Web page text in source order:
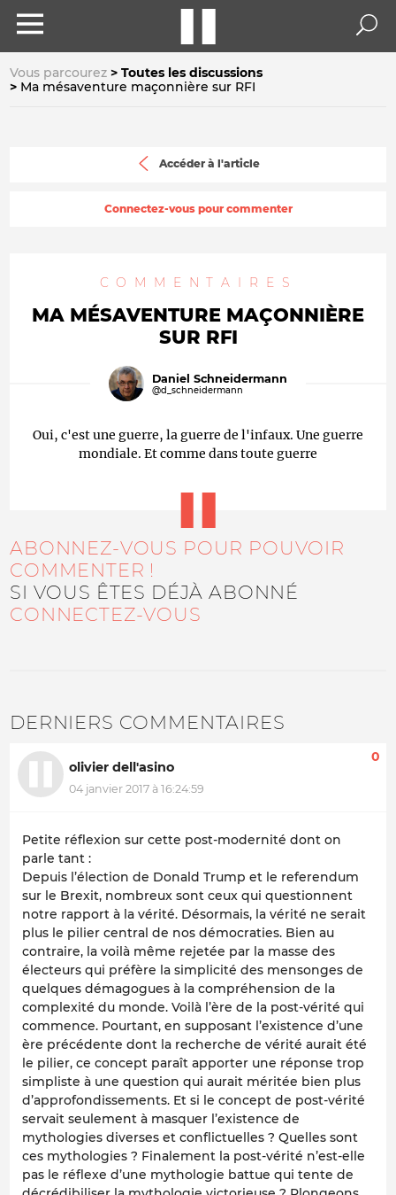
Vous parcourez
Toutes les discussions
Ma mésaventure maçonnière sur RFI
Accéder à l'article
Connectez-vous pour commenter
COMMENTAIRES
MA MÉSAVENTURE MAÇONNIÈRE
SUR RFI
Daniel Schneidermann
@d_schneidermann
Oui, c'est une guerre, la guerre de l'infaux. Une guerre
mondiale. Et comme dans toute guerre
ABONNEZ-VOUS POUR POUVOIR
COMMENTER !
SI VOUS ÊTES DÉJÀ ABONNÉ
CONNECTEZ-VOUS
DERNIERS COMMENTAIRES
olivier dell'asino
04 janvier 2017 à 16:24:59
0
Petite réflexion sur cette post-modernité dont on
parle tant :
Depuis l’élection de Donald Trump et le referendum
sur le Brexit, nombreux sont ceux qui questionnent
notre rapport à la vérité. Désormais, la vérité ne serait
plus le pilier central de nos démocraties. Bien au
contraire, la voilà même rejetée par la masse des
électeurs qui préfère la simplicité des mensonges de
quelques démagogues à la compréhension de la
complexité du monde. Voilà l’ère de la post-vérité qui
commence. Pourtant, en supposant l’existence d’une
ère précédente dont la recherche de vérité aurait été
le pilier, ce concept paraît apporter une réponse trop
simpliste à une question qui aurait méritée bien plus
d’approfondissements. Et si le concept de post-vérité
servait seulement à masquer l’existence de
mythologies diverses et conflictuelles ? Quelles sont
ces mythologies ? Finalement la post-vérité n’est-elle
pas le réflexe d’une mythologie battue qui tente de